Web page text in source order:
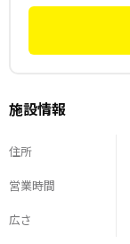
施設情報
住所
営業時間
広さ